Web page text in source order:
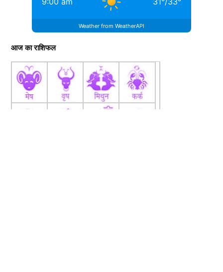
Weather from WeatherAPI
आज का राशिफल